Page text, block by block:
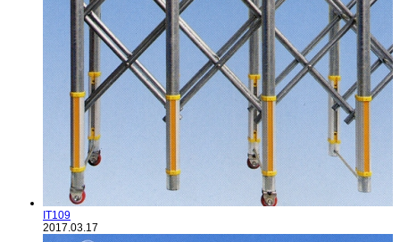
IT109
2017.03.17